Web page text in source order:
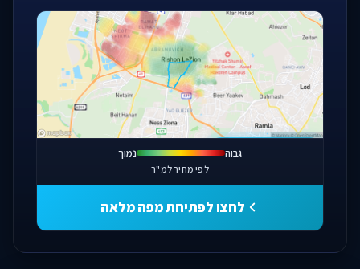
פתחו מפה מלאה
גבוה נמוך
לפי מחיר למ"ר
לחצו לפתיחת מפה מלאה